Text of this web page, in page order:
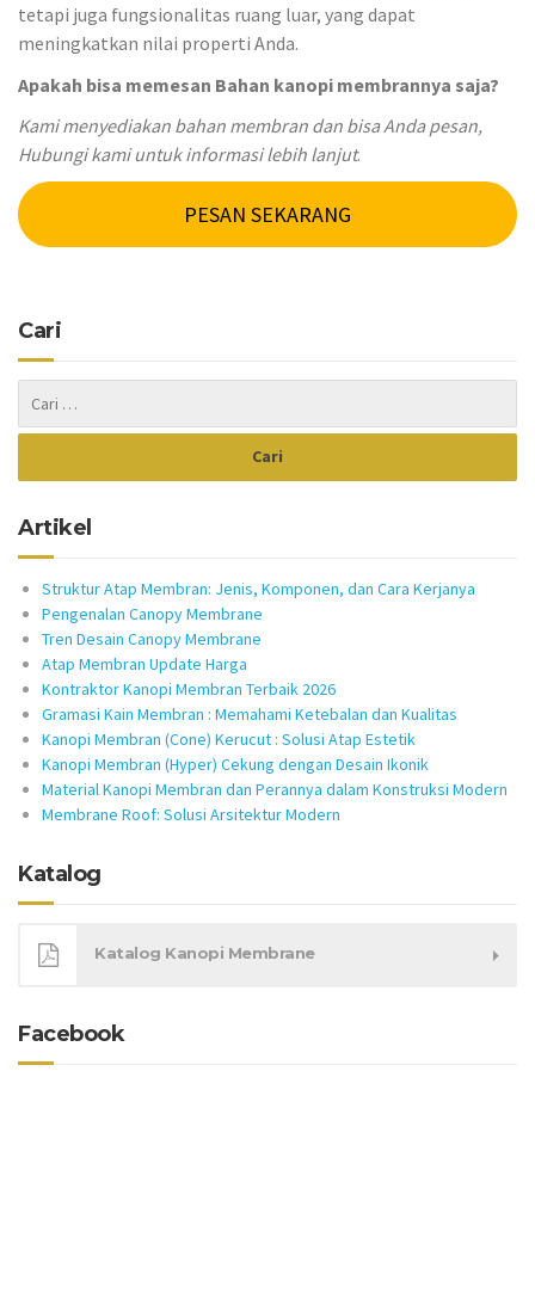
tetapi juga fungsionalitas ruang luar, yang dapat
meningkatkan nilai properti Anda.
Apakah bisa memesan Bahan kanopi membrannya saja?
Kami menyediakan bahan membran dan bisa Anda pesan,
Hubungi kami untuk informasi lebih lanjut.
PESAN SEKARANG
Cari
Artikel
Struktur Atap Membran: Jenis, Komponen, dan Cara Kerjanya
Pengenalan Canopy Membrane
Tren Desain Canopy Membrane
Atap Membran Update Harga
Kontraktor Kanopi Membran Terbaik 2026
Gramasi Kain Membran : Memahami Ketebalan dan Kualitas
Kanopi Membran (Cone) Kerucut : Solusi Atap Estetik
Kanopi Membran (Hyper) Cekung dengan Desain Ikonik
Material Kanopi Membran dan Perannya dalam Konstruksi Modern
Membrane Roof: Solusi Arsitektur Modern
Katalog
Katalog Kanopi Membrane
Facebook